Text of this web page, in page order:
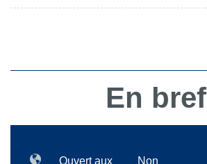
En bref
Ouvert aux
Non